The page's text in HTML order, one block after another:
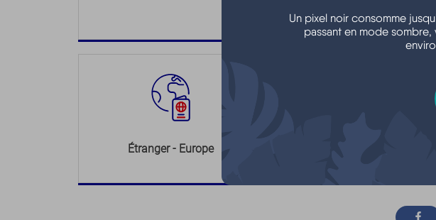
Étranger - Europe
Un pixel noir consomme
passant en mode